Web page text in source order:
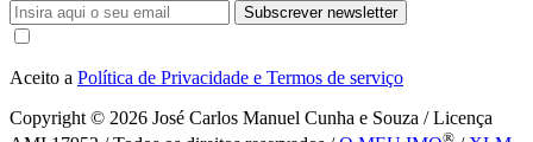
Subscrever newsletter
Aceito a Política de Privacidade e Termos de serviço
Copyright © 2026 José Carlos Manuel Cunha e Souza / Licença
®